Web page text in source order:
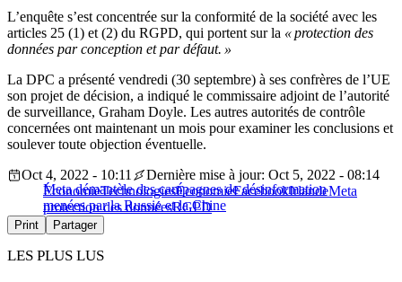
L’enquête s’est concentrée sur la conformité de la société avec les
articles 25 (1) et (2) du RGPD, qui portent sur la « protection des
données par conception et par défaut. »
La DPC a présenté vendredi (30 septembre) à ses confrères de l’UE
son projet de décision, a indiqué le commissaire adjoint de l’autorité
de surveillance, Graham Doyle. Les autres autorités de contrôle
concernées ont maintenant un mois pour examiner les conclusions et
soulever toute objection éventuelle.
Meta démantèle des campagnes de désinformation
menées par la Russie et la Chine
Oct 4, 2022 - 10:11
Dernière mise à jour: Oct 5, 2022 - 08:14
ÉconomieTechnologiesÉconomieFacebookIrlandeMeta
protection des donnéesRGPD
Print Partager
LES PLUS LUS